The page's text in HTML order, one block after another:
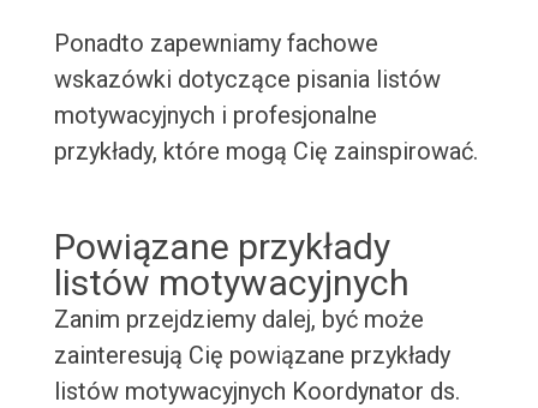
Ponadto zapewniamy fachowe
wskazówki dotyczące pisania listów
motywacyjnych i profesjonalne
przykłady, które mogą Cię zainspirować.
Powiązane przykłady
listów motywacyjnych
Zanim przejdziemy dalej, być może
zainteresują Cię powiązane przykłady
listów motywacyjnych Koordynator ds.